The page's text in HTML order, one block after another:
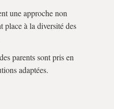
une approche non
place à la diversité des
parents sont pris en
adaptées.